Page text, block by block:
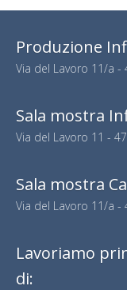
Produzione
Via del Lavoro 11/a -
Sala mostra
Via del Lavoro 11 -
Sala mostra
Via del Lavoro 11/a -
Lavoriamo
di: